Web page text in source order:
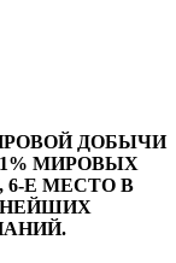
ДОБЫЧИ
МИРОВЫХ
Е МЕСТО В